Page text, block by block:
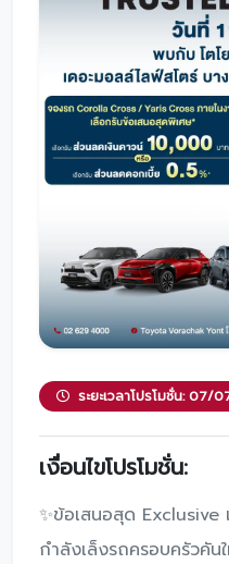
โปรโมชั่น
โปรโมชั่นบริกา
กิจกรรม
สาขาของเรา
ติดต่อเ
ระยะเวลาโปรโมชั่น:
เงื่อนไขโปรโมชั่น:
✨ข้อเสนอสุด Exclusive
กำลังเล็งรถครอบครัวคั